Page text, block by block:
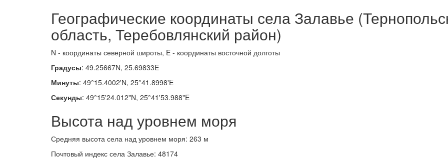
Географические координаты села Залавье
область, Теребовлянский район)
N - координаты северной широты, E - координаты восточной долготы
Градусы: 49.25667N, 25.69833E
Минуты: 49°15.4002'N, 25°41.8998'E
Секунды: 49°15'24.012"N, 25°41'53.988"E
Высота над уровнем моря
Средняя высота села над уровнем моря: 263 м
Почтовый индекс села Залавье: 48174